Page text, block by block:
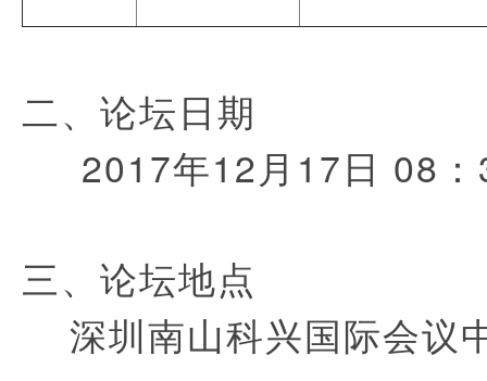
二、论坛日期
2017年12月17日 08：
三、论坛地点
深圳南山科兴国际会议